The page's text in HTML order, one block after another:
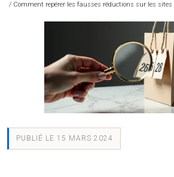
/ Comment repérer les fausses réductions sur les sites
PUBLIÉ LE 15 MARS 2024